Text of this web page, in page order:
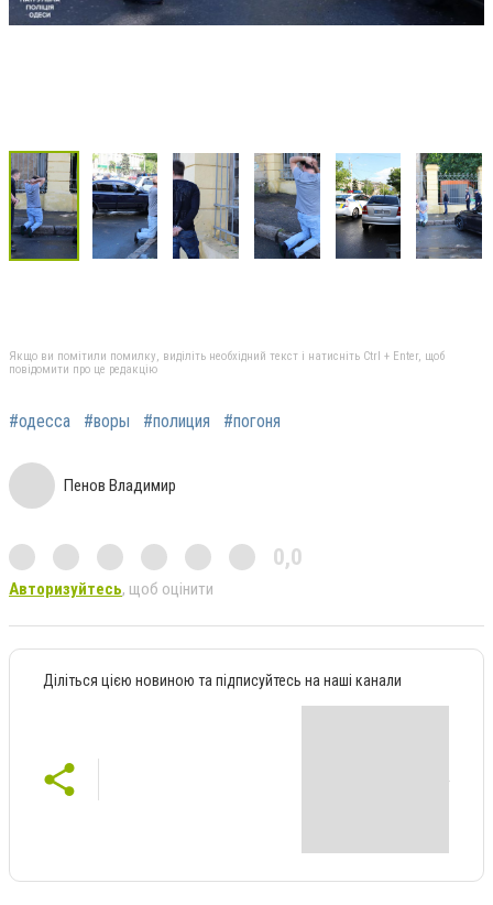
Якщо ви помітили помилку, виділіть необхідний текст і натисніть Ctrl + Enter, щоб
повідомити про це редакцію
#одесса #воры #полиция #погоня
Пенов Владимир
0,0
Авторизуйтесь, щоб оцінити
Діліться цією новиною та підписуйтесь на наші канали